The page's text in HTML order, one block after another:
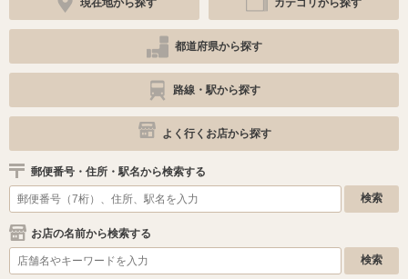
都道府県から探す
路線・駅から探す
よく行くお店から探す
郵便番号・住所・駅名から検索する
お店の名前から検索する